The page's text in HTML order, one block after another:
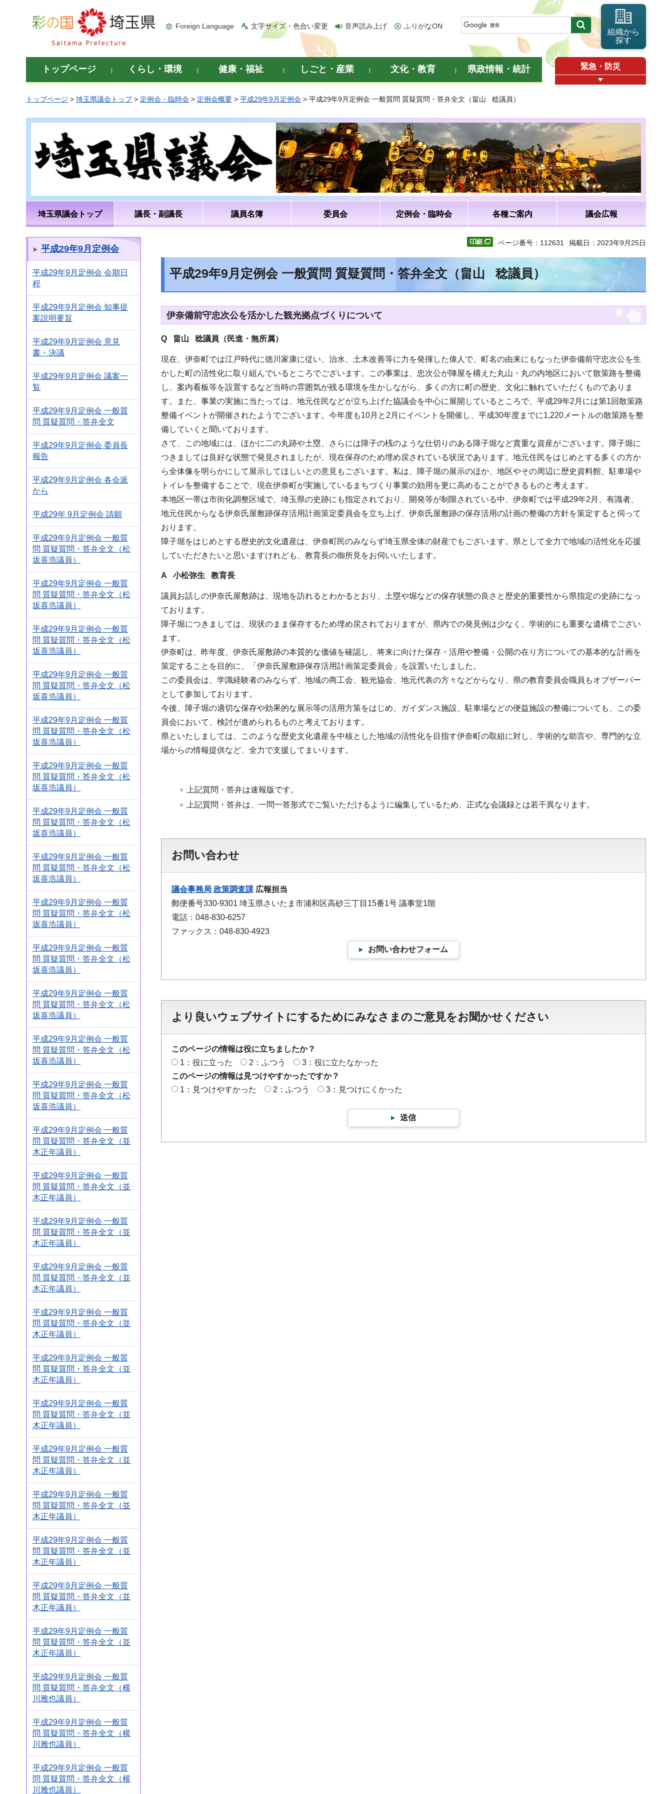
彩の国 埼玉県
Foreign Language 文字サイズ・色合い変更 音声読み上げ ふりがなON
組織から
探す
トップページ くらし・環境 健康・福祉 しごと・産業 文化・教育 県政情報・統計 緊急・防災
トップページ > 埼玉県議会トップ> 定例会・臨時会 > 定例会概要 > 平成29年9月定例会 > 平成29年9月定例会 一般質問 質疑質問・答弁全文（畠山 稔議員）
埼玉県議会トップ 議長・副議長 議員名簿 委員会 定例会・臨時会 各種ご案内 議会広報
平成29年9月定例会
平成29年9月定例会 会期日
程
平成29年9月定例会 知事提
案説明要旨
平成29年9月定例会 意見
書・決議
平成29年9月定例会 議案一
覧
平成29年9月定例会 一般質
問 質疑質問・答弁全文
平成29年9月定例会 委員長
報告
平成29年9月定例会 各会派
から
平成29年 9月定例会 請願
平成29年9月定例会 一般質
問 質疑質問・答弁全文（松
坂喜浩議員）
平成29年9月定例会 一般質
問 質疑質問・答弁全文（松
坂喜浩議員）
平成29年9月定例会 一般質
問 質疑質問・答弁全文（松
坂喜浩議員）
平成29年9月定例会 一般質
問 質疑質問・答弁全文（松
坂喜浩議員）
平成29年9月定例会 一般質
問 質疑質問・答弁全文（松
坂喜浩議員）
平成29年9月定例会 一般質
問 質疑質問・答弁全文（松
坂喜浩議員）
平成29年9月定例会 一般質
問 質疑質問・答弁全文（松
坂喜浩議員）
平成29年9月定例会 一般質
問 質疑質問・答弁全文（松
坂喜浩議員）
平成29年9月定例会 一般質
問 質疑質問・答弁全文（松
坂喜浩議員）
平成29年9月定例会 一般質
問 質疑質問・答弁全文（松
坂喜浩議員）
平成29年9月定例会 一般質
問 質疑質問・答弁全文（松
坂喜浩議員）
平成29年9月定例会 一般質
問 質疑質問・答弁全文（松
坂喜浩議員）
平成29年9月定例会 一般質
問 質疑質問・答弁全文（松
坂喜浩議員）
平成29年9月定例会 一般質
問 質疑質問・答弁全文（並
木正年議員）
平成29年9月定例会 一般質
問 質疑質問・答弁全文（並
木正年議員）
平成29年9月定例会 一般質
問 質疑質問・答弁全文（並
木正年議員）
平成29年9月定例会 一般質
問 質疑質問・答弁全文（並
木正年議員）
平成29年9月定例会 一般質
問 質疑質問・答弁全文（並
木正年議員）
平成29年9月定例会 一般質
問 質疑質問・答弁全文（並
木正年議員）
平成29年9月定例会 一般質
問 質疑質問・答弁全文（並
木正年議員）
平成29年9月定例会 一般質
問 質疑質問・答弁全文（並
木正年議員）
平成29年9月定例会 一般質
問 質疑質問・答弁全文（並
木正年議員）
平成29年9月定例会 一般質
問 質疑質問・答弁全文（並
木正年議員）
平成29年9月定例会 一般質
問 質疑質問・答弁全文（並
木正年議員）
平成29年9月定例会 一般質
問 質疑質問・答弁全文（並
木正年議員）
平成29年9月定例会 一般質
問 質疑質問・答弁全文（横
川雅也議員）
平成29年9月定例会 一般質
問 質疑質問・答弁全文（横
川雅也議員）
平成29年9月定例会 一般質
問 質疑質問・答弁全文（横
川雅也議員）
ページ番号：112631 掲載日：2023年9月25日
平成29年9月定例会 一般質問 質疑質問・答弁全文（畠山 稔議員）
伊奈備前守忠次公を活かした観光拠点づくりについて
Q 畠山 稔議員（民進・無所属）
現在、伊奈町では江戸時代に徳川家康に従い、治水、土木改善等に力を発揮した偉人で、町名の由来にもなった伊奈備前守忠次公を生
かした町の活性化に取り組んでいるところでございます。この事業は、忠次公が陣屋を構えた丸山・丸の内地区において散策路を整備
し、案内看板等を設置するなど当時の雰囲気が残る環境を生かしながら、多くの方に町の歴史、文化に触れていただくものでありま
す。また、事業の実施に当たっては、地元住民などが立ち上げた協議会を中心に展開しているところで、平成29年2月には第1回散策路
整備イベントが開催されたようでございます。今年度も10月と2月にイベントを開催し、平成30年度までに1,220メートルの散策路を整
備していくと聞いております。
さて、この地域には、ほかに二の丸跡や土塁、さらには障子の桟のような仕切りのある障子堀など貴重な資産がございます。障子堀に
つきましては良好な状態で発見されましたが、現在保存のため埋め戻されている状況であります。地元住民をはじめとする多くの方か
ら全体像を明らかにして展示してほしいとの意見もございます。私は、障子堀の展示のほか、地区やその周辺に歴史資料館、駐車場や
トイレを整備することで、現在伊奈町が実施しているまちづくり事業の効用を更に高めることができるものと考えます。
本地区一帯は市街化調整区域で、埼玉県の史跡にも指定されており、開発等が制限されている中、伊奈町では平成29年2月、有識者、
地元住民からなる伊奈氏屋敷跡保存活用計画策定委員会を立ち上げ、伊奈氏屋敷跡の保存活用の計画の整備の方針を策定すると伺って
おります。
障子堀をはじめとする歴史的文化遺産は、伊奈町民のみならず埼玉県全体の財産でもございます。県として全力で地域の活性化を応援
していただきたいと思いますけれども、教育長の御所見をお伺いいたします。
A 小松弥生 教育長
議員お話しの伊奈氏屋敷跡は、現地を訪れるとわかるとおり、土塁や堀などの保存状態の良さと歴史的重要性から県指定の史跡になっ
ております。
障子堀につきましては、現状のまま保存するため埋め戻されておりますが、県内での発見例は少なく、学術的にも重要な遺構でござい
ます。
伊奈町は、昨年度、伊奈氏屋敷跡の本質的な価値を確認し、将来に向けた保存・活用や整備・公開の在り方についての基本的な計画を
策定することを目的に、「伊奈氏屋敷跡保存活用計画策定委員会」を設置いたしました。
この委員会は、学識経験者のみならず、地域の商工会、観光協会、地元代表の方々などからなり、県の教育委員会職員もオブザーバー
として参加しております。
今後、障子堀の適切な保存や効果的な展示等の活用方策をはじめ、ガイダンス施設、駐車場などの便益施設の整備についても、この委
員会において、検討が進められるものと考えております。
県といたしましては、このような歴史文化遺産を中核とした地域の活性化を目指す伊奈町の取組に対し、学術的な助言や、専門的な立
場からの情報提供など、全力で支援してまいります。
上記質問・答弁は速報版です。
上記質問・答弁は、一問一答形式でご覧いただけるように編集しているため、正式な会議録とは若干異なります。
お問い合わせ
議会事務局 政策調査課 広報担当
郵便番号330-9301 埼玉県さいたま市浦和区高砂三丁目15番1号 議事堂1階
電話：048-830-6257
ファックス：048-830-4923
お問い合わせフォーム
より良いウェブサイトにするためにみなさまのご意見をお聞かせください
このページの情報は役に立ちましたか？
1：役に立った
2：ふつう
3：役に立たなかった
このページの情報は見つけやすかったですか？
1：見つけやすかった
2：ふつう 3：見つけにくかった
送信